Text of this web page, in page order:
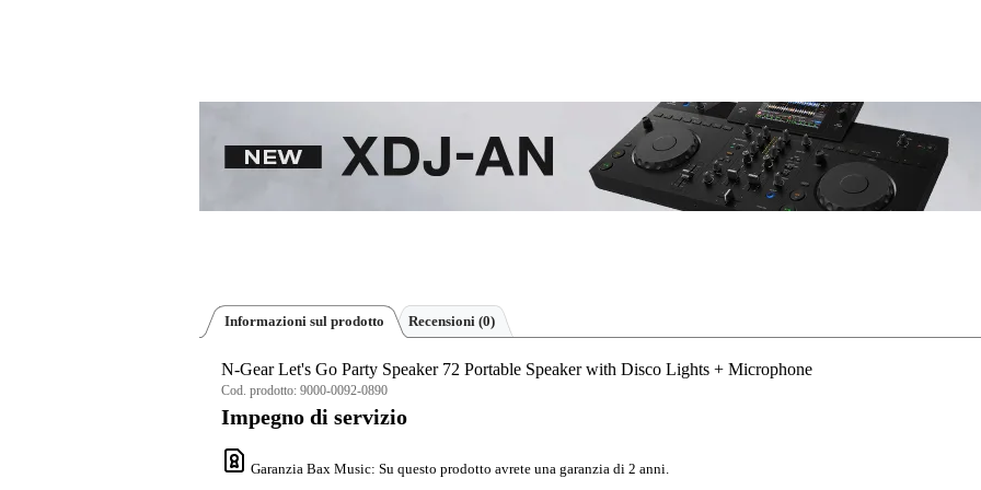
Informazioni sul prodotto Recensioni (0)
N-Gear Let's Go Party Speaker 72 Portable Speaker with Disco Lights + Microphone
Cod. prodotto: 9000-0092-0890
Impegno di servizio
Garanzia Bax Music: Su questo prodotto avrete una garanzia di 2 anni.